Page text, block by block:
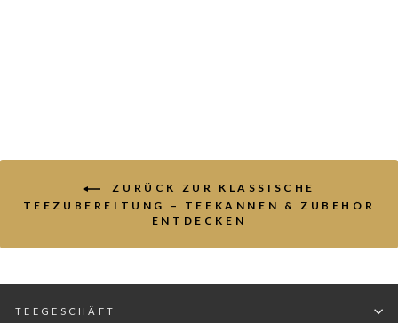
ZURÜCK ZUR KLASSISCHE
TEEZUBEREITUNG – TEEKANNEN & ZUBEHÖR
ENTDECKEN
TEEGESCHÄFT